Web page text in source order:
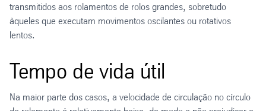
transmitidos aos rolamentos de rolos grandes, sobretudo
àqueles que executam movimentos oscilantes ou rotativos
lentos.
Tempo de vida útil
Na maior parte dos casos, a velocidade de circulação no círculo